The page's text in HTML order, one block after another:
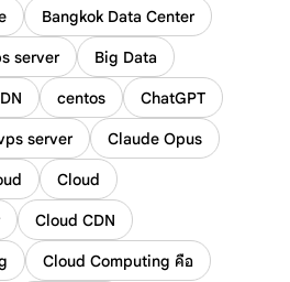
Bangkok Data Center
server Big Data
centos ChatGPT
server Claude Opus
Cloud
Cloud CDN
Cloud Computing คือ